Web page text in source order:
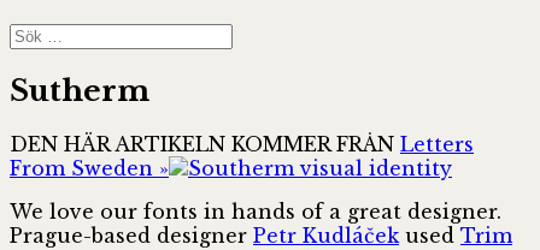
Sök
efter:
Sutherm
DEN HÄR ARTIKELN KOMMER FRÅN Letters
From Sweden »
We love our fonts in hands of a great designer.
Prague-based designer Petr Kudláček used Trim